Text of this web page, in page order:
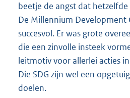
beetje de angst dat
De Millennium Development
succesvol. Er was grote
die een zinvolle insteek
leitmotiv voor allerlei acties
Die SDG zijn wel een
doelen.